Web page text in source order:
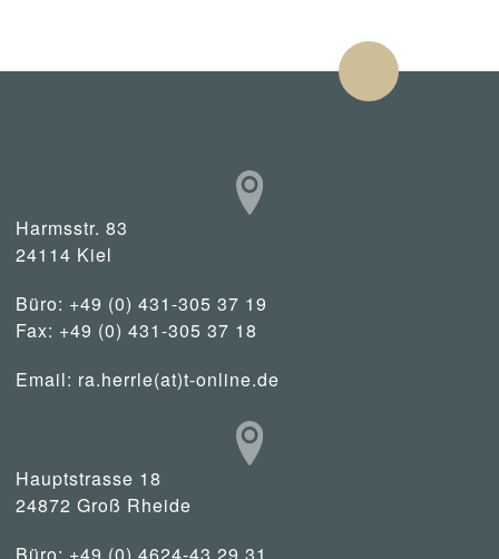
Harmsstr. 83
24114 Kiel
Büro: +49 (0) 431-305 37 19
Fax: +49 (0) 431-305 37 18
Email: ra.herrle(at)t-online.de
Hauptstrasse 18
24872 Groß Rheide